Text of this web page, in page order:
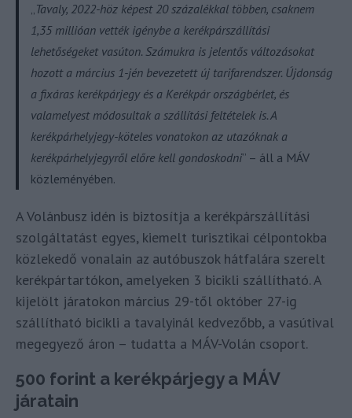
„Tavaly, 2022-höz képest 20 százalékkal többen, csaknem
1,35 millióan vették igénybe a kerékpárszállítási
lehetőségeket vasúton. Számukra is jelentős változásokat
hozott a március 1-jén bevezetett új tarifarendszer. Újdonság
a fixáras kerékpárjegy és a Kerékpár országbérlet, és
valamelyest módosultak a szállítási feltételek is. A
kerékpárhelyjegy-köteles vonatokon az utazóknak a
kerékpárhelyjegyről előre kell gondoskodni” – áll a MÁV
közleményében.
A Volánbusz idén is biztosítja a kerékpárszállítási
szolgáltatást egyes, kiemelt turisztikai célpontokba
közlekedő vonalain az autóbuszok hátfalára szerelt
kerékpártartókon, amelyeken 3 bicikli szállítható. A
kijelölt járatokon március 29-től október 27-ig
szállítható bicikli a tavalyinál kedvezőbb, a vasútival
megegyező áron – tudatta a MÁV-Volán csoport.
500 forint a kerékpárjegy a MÁV
járatain